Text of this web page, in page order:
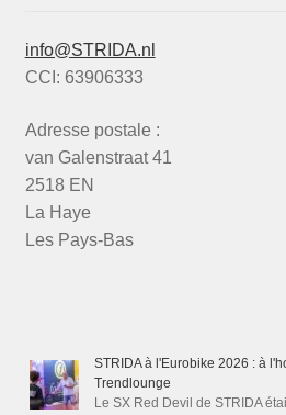
info@STRIDA.nl
CCI: 63906333
Adresse postale :
van Galenstraat 41
2518 EN
La Haye
Les Pays-Bas
STRIDA à l'Eurobike 2026 : à
Trendlounge
Le SX Red Devil de STRIDA